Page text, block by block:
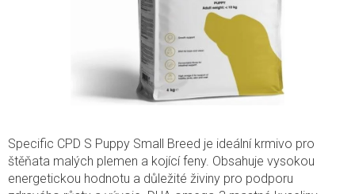
Specific CPD S Puppy Small Breed je ideální krmivo pro
štěňata malých plemen a kojící feny. Obsahuje vysokou
energetickou hodnotu a důležité živiny pro podporu